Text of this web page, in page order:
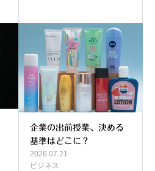
企業の出前授業、決める
基準はどこに？
2026.07.21
ビジネス